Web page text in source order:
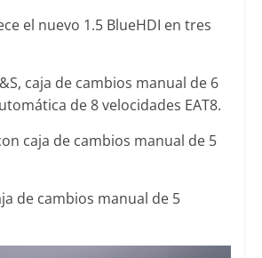
el nuevo 1.5 BlueHDI en tres
caja de cambios manual de 6
de 8 velocidades EAT8.
caja de cambios manual de 5
de cambios manual de 5